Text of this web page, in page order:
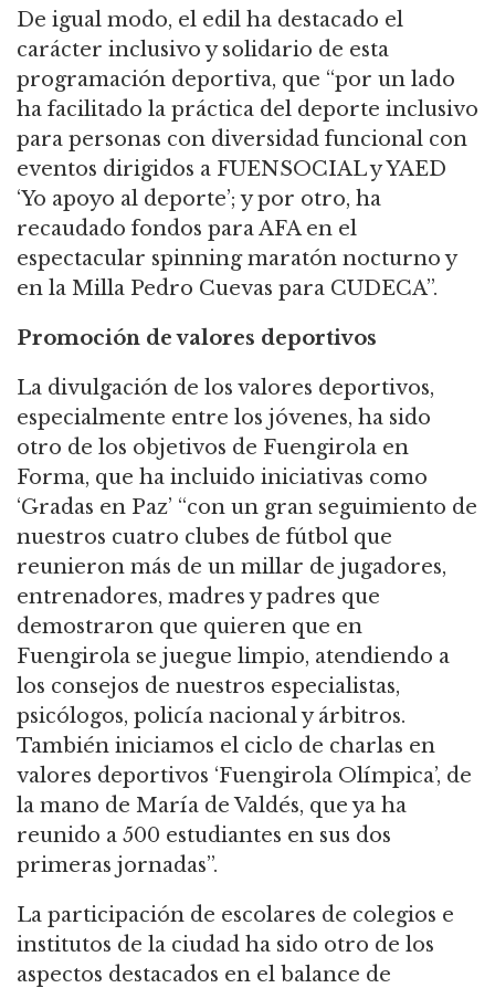
De igual modo, el edil ha destacado el
carácter inclusivo y solidario de esta
programación deportiva, que “por un lado
ha facilitado la práctica del deporte inclusivo
para personas con diversidad funcional con
eventos dirigidos a FUENSOCIAL y YAED
‘Yo apoyo al deporte’; y por otro, ha
recaudado fondos para AFA en el
espectacular spinning maratón nocturno y
en la Milla Pedro Cuevas para CUDECA”.
Promoción de valores deportivos
La divulgación de los valores deportivos,
especialmente entre los jóvenes, ha sido
otro de los objetivos de Fuengirola en
Forma, que ha incluido iniciativas como
‘Gradas en Paz’ “con un gran seguimiento de
nuestros cuatro clubes de fútbol que
reunieron más de un millar de jugadores,
entrenadores, madres y padres que
demostraron que quieren que en
Fuengirola se juegue limpio, atendiendo a
los consejos de nuestros especialistas,
psicólogos, policía nacional y árbitros.
También iniciamos el ciclo de charlas en
valores deportivos ‘Fuengirola Olímpica’, de
la mano de María de Valdés, que ya ha
reunido a 500 estudiantes en sus dos
primeras jornadas”.
La participación de escolares de colegios e
institutos de la ciudad ha sido otro de los
aspectos destacados en el balance de